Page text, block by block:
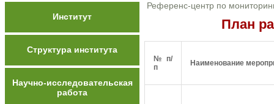
Институт
Структура института
Научно-исследовательская
работа
Референс-центр по
План
№ п/
п
Наименование